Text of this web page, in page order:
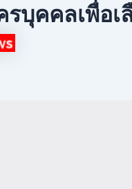
บุคคลเพื่อเ